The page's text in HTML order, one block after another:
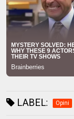
LABEL: Opini